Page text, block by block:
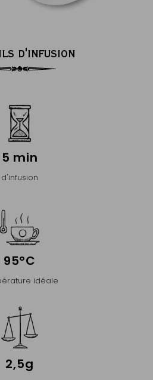
D'INFUSION
5 min
d'infusion
95°C
idéale
2,5g